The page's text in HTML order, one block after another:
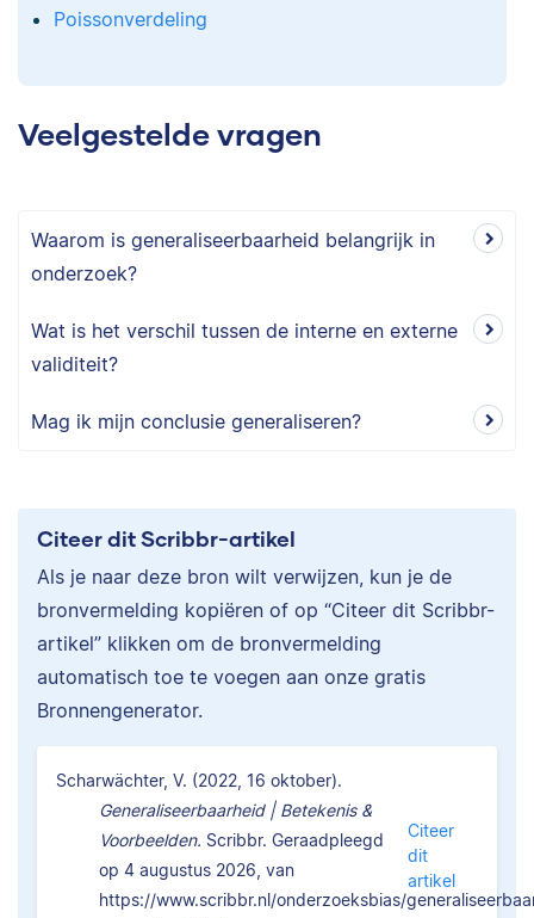
Poissonverdeling
Veelgestelde vragen
Waarom is generaliseerbaarheid belangrijk in
onderzoek?
Wat is het verschil tussen de interne en externe
validiteit?
Mag ik mijn conclusie generaliseren?
Citeer dit Scribbr-artikel
Als je naar deze bron wilt verwijzen, kun je de
bronvermelding kopiëren of op “Citeer dit Scribbr-
artikel” klikken om de bronvermelding
automatisch toe te voegen aan onze gratis
Bronnengenerator.
Scharwächter, V. (2022, 16 oktober).
Generaliseerbaarheid | Betekenis &
Voorbeelden. Scribbr. Geraadpleegd
op 4 augustus 2026, van
https://www.scribbr.nl/onderzoeksbias/
Citeer
dit
artikel